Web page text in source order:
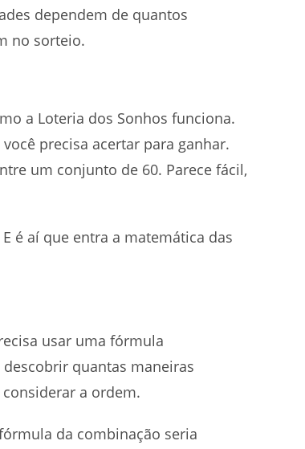
dependem de quantos
no sorteio.
a Loteria dos Sonhos funciona.
precisa acertar para ganhar.
um conjunto de 60. Parece fácil,
é aí que entra a matemática das
usar uma fórmula
quantas maneiras
a ordem.
da combinação seria